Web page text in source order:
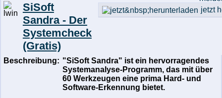
SiSoft
Sandra - Der
Systemcheck
(Gratis)
jetzt
Beschreibung: "SiSoft Sandra" ist ein hervorragendes
Systemanalyse-Programm, das mit über
60 Werkzeugen eine prima Hard- und
Software-Erkennung bietet.